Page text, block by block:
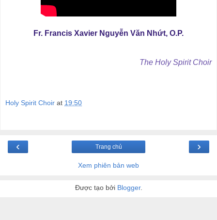
Fr. Francis Xavier Nguyễn Văn Nhứt, O.P.
The Holy Spirit Choir
Holy Spirit Choir at 19:50
‹ ›
Trang chủ
Xem phiên bản web
Được tạo bởi Blogger.